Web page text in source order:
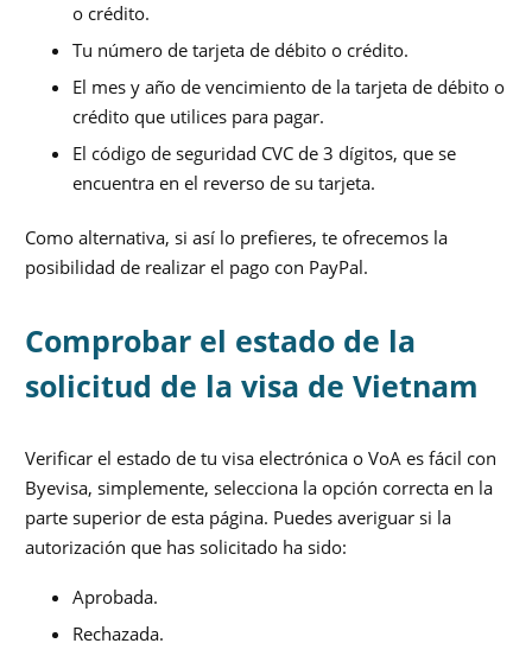
o crédito.
Tu número de tarjeta de débito o crédito.
El mes y año de vencimiento de la tarjeta de débito o
crédito que utilices para pagar.
El código de seguridad CVC de 3 dígitos, que se
encuentra en el reverso de su tarjeta.
Como alternativa, si así lo prefieres, te ofrecemos la
posibilidad de realizar el pago con PayPal.
Comprobar el estado de la
solicitud de la visa de Vietnam
Verificar el estado de tu visa electrónica o VoA es fácil con
Byevisa, simplemente, selecciona la opción correcta en la
parte superior de esta página. Puedes averiguar si la
autorización que has solicitado ha sido:
Aprobada.
Rechazada.